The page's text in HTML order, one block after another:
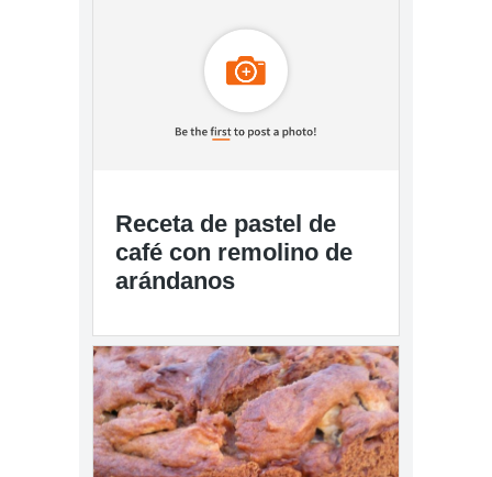
Receta de pastel de
café con remolino de
arándanos